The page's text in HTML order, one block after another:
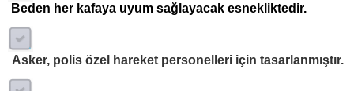
Beden her kafaya uyum sağlayacak esnekliktedir.
Asker, polis özel hareket personelleri için tasarlanmıştır.